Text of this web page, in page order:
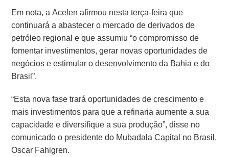
Em nota, a Acelen afirmou nesta terça-feira que
continuará a abastecer o mercado de derivados de
petróleo regional e que assumiu “o compromisso de
fomentar investimentos, gerar novas oportunidades de
negócios e estimular o desenvolvimento da Bahia e do
Brasil”.
“Esta nova fase trará oportunidades de crescimento e
mais investimentos para que a refinaria aumente a sua
capacidade e diversifique a sua produção”, disse no
comunicado o presidente do Mubadala Capital no Brasil,
Oscar Fahlgren.